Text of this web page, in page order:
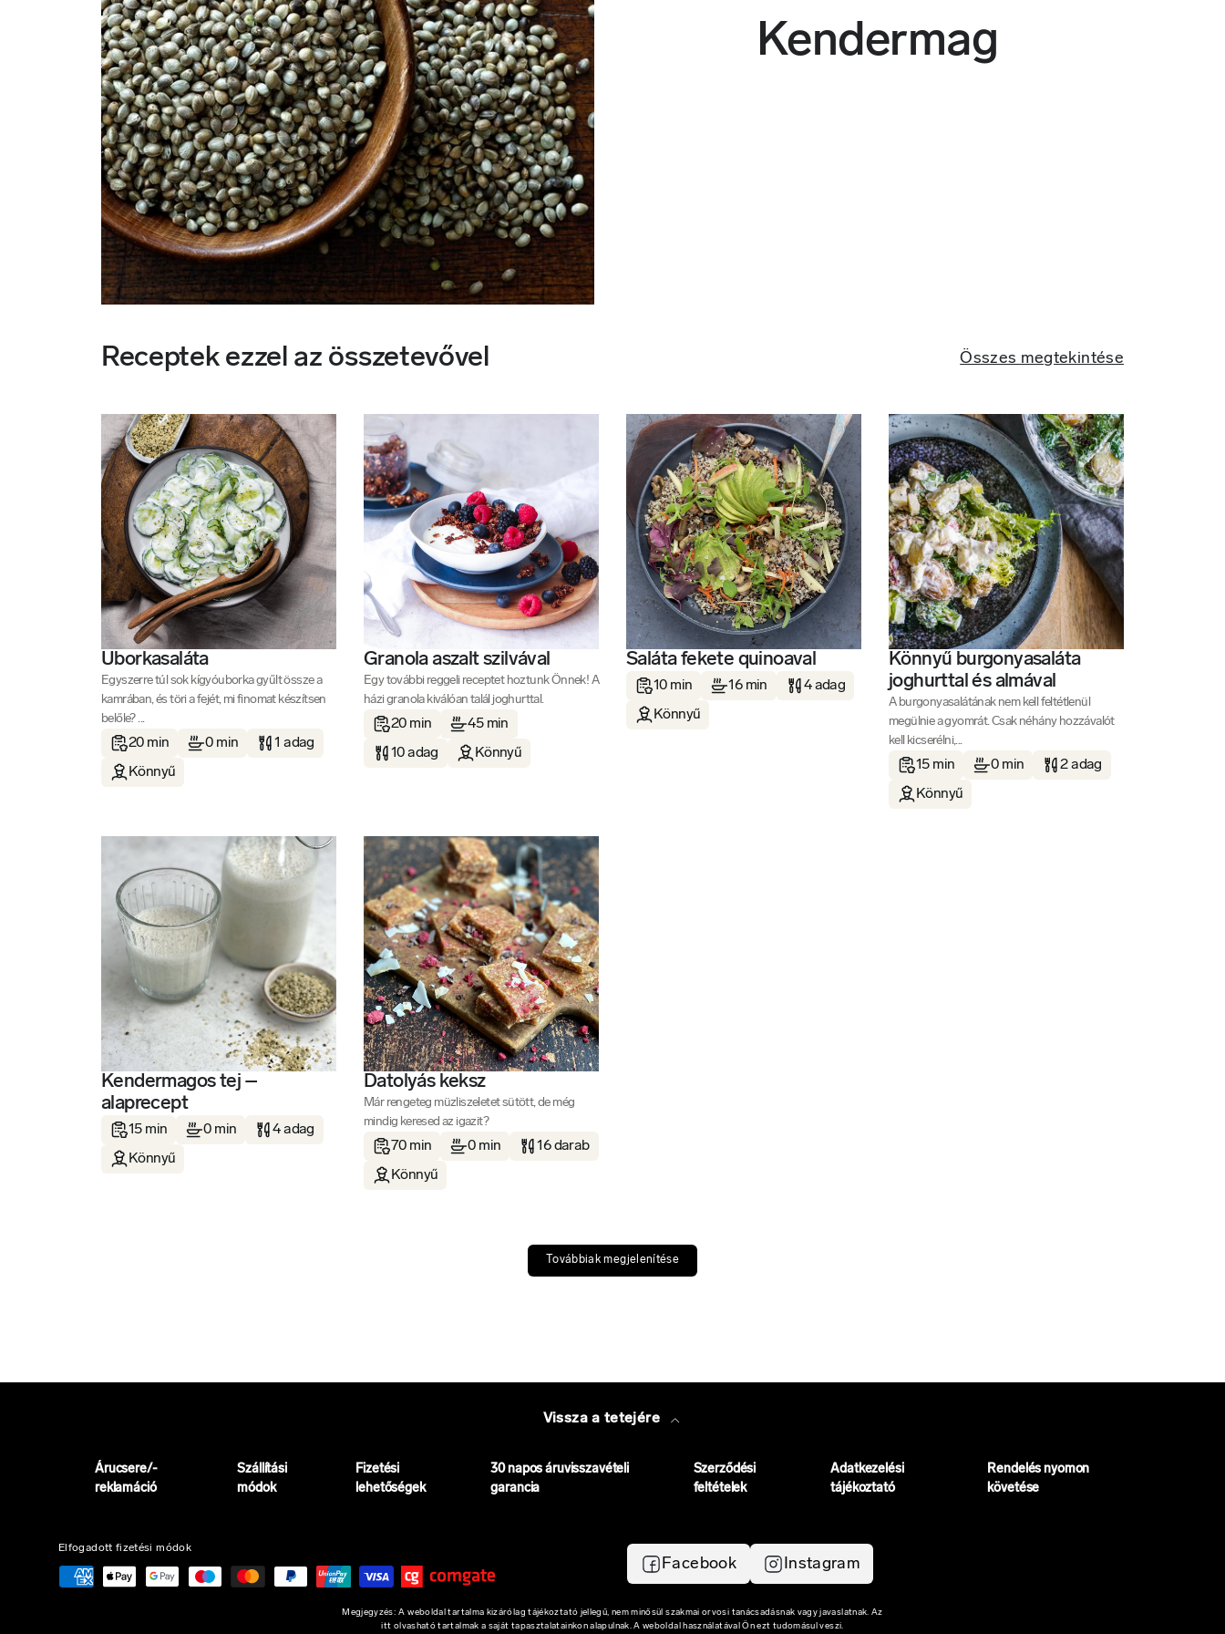
Kendermag
Receptek ezzel az összetevővel Összes megtekintése
Uborkasaláta
Egyszerre túl sok kígyóuborka gyűlt össze a
kamrában, és töri a fejét, mi finomat készítsen
belőle? ...
20 min 0 min
1 adag
Könnyű
Granola aszalt szilvával
Egy további reggeli receptet hoztunk Önnek! A
házi granola kiválóan talál joghurttal.
20 min
45 min
10 adag
Könnyű
Saláta fekete quinoaval
10 min 16 min
4 adag
Könnyű
Könnyű burgonyasaláta
joghurttal és almával
A burgonyasalátának nem kell feltétlenül
megülnie a gyomrát. Csak néhány hozzávalót
kell kicserélni,...
15 min 0 min
2 adag
Könnyű
Kendermagos tej –
alaprecept
15 min 0 min
4 adag
Könnyű
Datolyás keksz
Már rengeteg müzliszeletet sütött, de még
mindig keresed az igazit?
70 min 0 min
16 darab
Könnyű
Továbbiak megjelenítése
Vissza a tetejére
Árucsere/-
reklamáció
Szállítási
módok
Fizetési
lehetőségek
30 napos áruvisszavételi
garancia
Szerződési
feltételek
Adatkezelési
tájékoztató
Rendelés nyomon
követése
Elfogadott fizetési módok
Facebook Instagram
Megjegyzés: A weboldal tartalma kizárólag tájékoztató jellegű, nem minősül szakmai orvosi tanácsadásnak vagy javaslatnak. Az
itt olvasható tartalmak a saját tapasztalatainkon alapulnak. A weboldal használatával Ön ezt tudomásul veszi.